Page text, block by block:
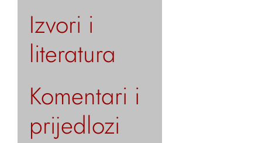
Izvori i
literatura
Komentari i
prijedlozi